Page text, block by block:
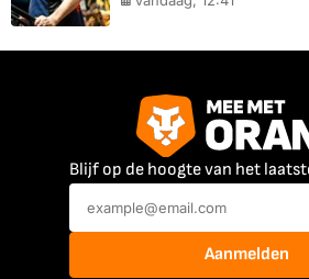
Blijf op de hoogte van het
Aanmelden